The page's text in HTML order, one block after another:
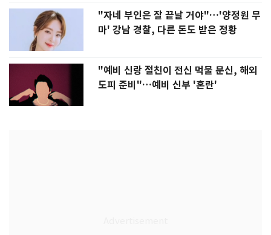
"자네 부인은 잘 끝날 거야"…'양정원 무
마' 강남 경찰, 다른 돈도 받은 정황
"예비 신랑 절친이 전신 먹물 문신, 해외
도피 준비"…예비 신부 '혼란'